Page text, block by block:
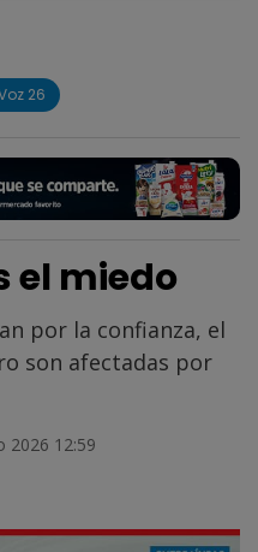
26
el miedo
por la confianza, el
son afectadas por
2026 12:59